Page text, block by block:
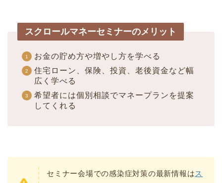
スクロールマネーセミナーのメリット
お金の貯め方や増やし方を学べる
住宅ローン、保険、投資、老後資金など幅
広く学べる
希望者には個別相談でマネープランを提案
してくれる
セミナー会場での感染症対策の最新情報はス